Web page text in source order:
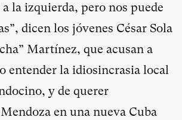
la izquierda, pero nos puede
dicen los jóvenes César Sola
Martínez, que acusan a
entender la idiosincrasia local
y de querer
en una nueva Cuba